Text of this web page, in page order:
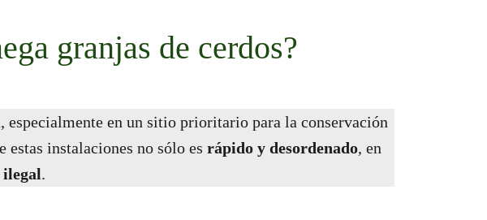
granjas de cerdos?
especialmente en un sitio prioritario para la conservación
estas instalaciones no sólo es rápido y desordenado, en
ilegal.